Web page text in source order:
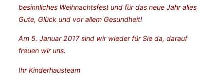
besinnliches Weihnachtsfest und für das neue Jahr alles
Gute, Glück und vor allem Gesundheit!
Am 5. Januar 2017 sind wir wieder für Sie da, darauf
freuen wir uns.
Ihr Kinderhausteam